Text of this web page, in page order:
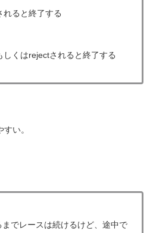
ると終了する
くはrejectされると終了する
い。
でレースは続けるけど、途中で